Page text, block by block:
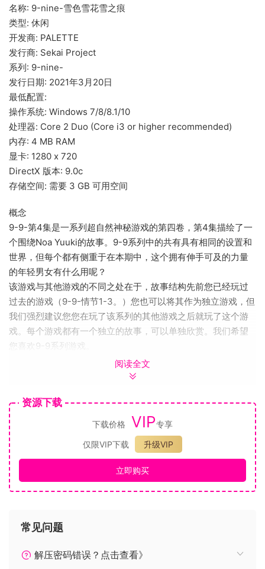
名称: 9-nine-雪色雪花雪之痕
类型: 休闲
开发商: PALETTE
发行商: Sekai Project
系列: 9-nine-
发行日期: 2021年3月20日
最低配置:
操作系统: Windows 7/8/8.1/10
处理器: Core 2 Duo (Core i3 or higher recommended)
内存: 4 MB RAM
显卡: 1280 x 720
DirectX 版本: 9.0c
存储空间: 需要 3 GB 可用空间
概念
9-9-第4集是一系列超自然神秘游戏的第四卷，第4集描绘了一
个围绕Noa Yuuki的故事。9-9系列中的共有具有相同的设置和
世界，但每个都有侧重于在本期中，这个拥有伸手可及的力量
的年轻男女有什么用呢？
该游戏与其他游戏的不同之处在于，故事结构先前您已经玩过
过去的游戏（9-9-情节1-3。）您也可以将其作为独立游戏，但
我们强烈建议您您在玩了该系列的其他游戏之后就玩了这个游
戏。每个游戏都有一个独立的故事，可以单独欣赏。我们希望
您喜欢9-9系列游戏。
9点9分发生在运转正常的大学城白川町，地震使白蛇神社的神
圣文物破裂，释放出类似珠宝的物品，释放持有者特殊的力
主人公新山桂（Kakeru Niimi）会调查多个分支（平行世界）
以解决问题。
随着策划者的最终揭露，超凡脱俗的Sophitia实体开始回收神
器，并告诉他击败拉扯弦乐的这个人。由于神社发生地震而取
消了节日的第一天，Kakeru现在拥有来自各个分支机构的回
忆，并且正在为解决这一冲突而努力。
在此之中，来自Kuho女子学院的强烈正义感的女孩Noa Yuuki
恶之眼的用户结盟，这些触手可及的超凡脱俗的年轻男女的命
出水泉（SakuSaku的艺术家：《樱花盛开的爱》）的华丽艺术
阅读全文
资源下载
下载价格 VIP专享
仅限VIP下载
升级VIP
立即购买
常见问题
解压密码错误？点击查看》